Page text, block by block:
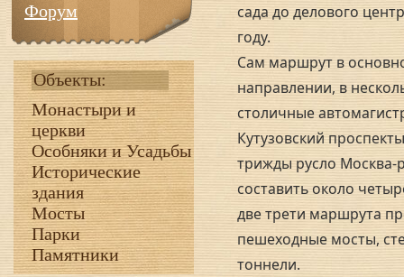
Форум
Объекты:
Монастыри и
церкви
Особняки и Усадьбы
Исторические
здания
Мосты
Парки
Памятники
сада до делового
году.
Сам маршрут в
направлении, в
столичные
Кутузовский
трижды русло
составить около
две трети маршрута
пешеходные мосты,
тоннели.